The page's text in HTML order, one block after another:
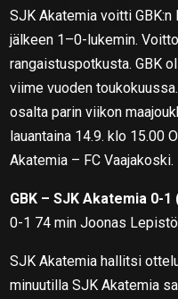
SJK Akatemia voitti
jälkeen 1–0-lukemin.
rangaistuspotkusta. GBK
viime vuoden
osalta parin viikon
lauantaina 14.9. klo 15.00
Akatemia – FC Vaajakoski.
GBK – SJK Akatemia 0-1
0-1 74 min Joonas
SJK Akatemia hallitsi
minuutilla SJK Akatemia